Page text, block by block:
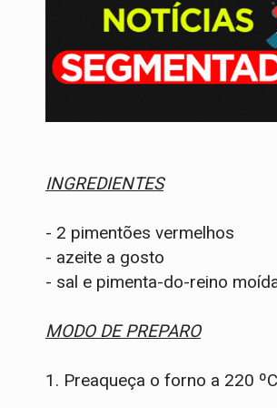
INGREDIENTES
- 2 pimentões vermelhos
- azeite a gosto
- sal e pimenta-do-reino
MODO DE PREPARO
1. Preaqueça o forno a 220